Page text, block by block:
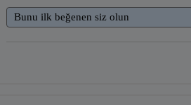
Bunu ilk beğenen siz olun